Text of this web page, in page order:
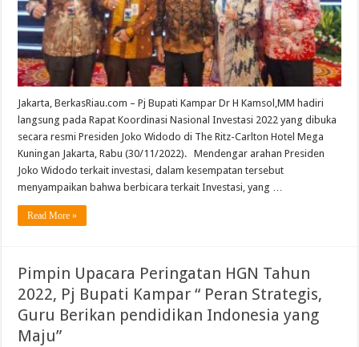
Joko
Widodo
Jakarta, BerkasRiau.com – Pj Bupati Kampar Dr H Kamsol,MM hadiri
langsung pada Rapat Koordinasi Nasional Investasi 2022 yang dibuka
secara resmi Presiden Joko Widodo di The Ritz-Carlton Hotel Mega
Kuningan Jakarta, Rabu (30/11/2022). Mendengar arahan Presiden
Joko Widodo terkait investasi, dalam kesempatan tersebut
menyampaikan bahwa berbicara terkait Investasi, yang …
Read More »
Pimpin Upacara Peringatan HGN Tahun
2022, Pj Bupati Kampar “ Peran Strategis,
Guru Berikan pendidikan Indonesia yang
Maju”